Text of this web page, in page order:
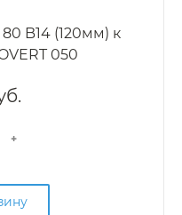
B14 (120мм) к
050
+